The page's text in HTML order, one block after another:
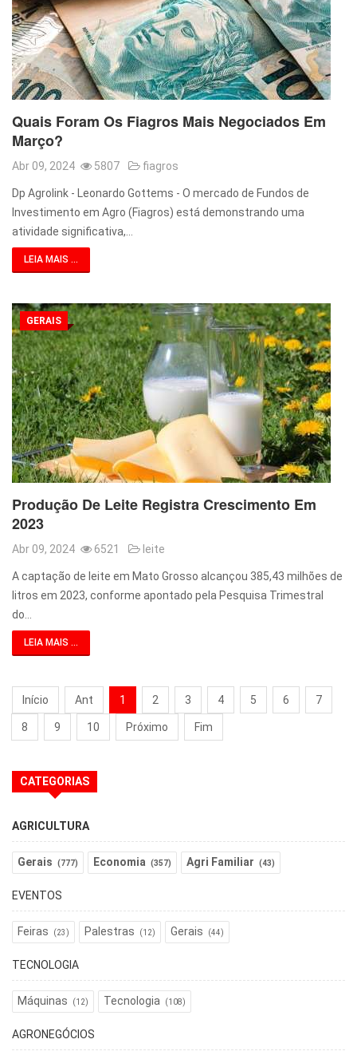
Quais Foram Os Fiagros Mais Negociados Em
Março?
Abr 09, 2024 5807 fiagros
Dp Agrolink - Leonardo Gottems - O mercado de Fundos de
Investimento em Agro (Fiagros) está demonstrando uma
atividade significativa,…
LEIA MAIS ...
GERAIS
Produção De Leite Registra Crescimento Em
2023
Abr 09, 2024 6521 leite
A captação de leite em Mato Grosso alcançou 385,43 milhões de
litros em 2023, conforme apontado pela Pesquisa Trimestral
do…
LEIA MAIS ...
Início Ant 1 2 3 4 5 6 7
8 9 10 Próximo Fim
CATEGORIAS
AGRICULTURA
Gerais (777) Economia (357) Agri Familiar (43)
EVENTOS
Feiras (23) Palestras (12) Gerais (44)
TECNOLOGIA
Máquinas (12) Tecnologia (108)
AGRONEGÓCIOS